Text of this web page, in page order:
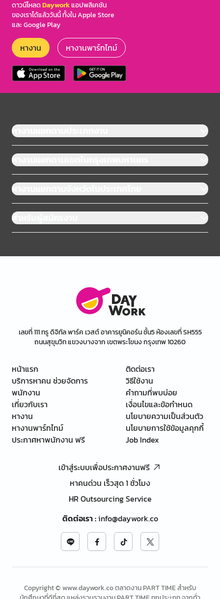
ดาวน์โหลดDayworkแอปพลิเคชัน
ของเราได้แล้ววันนี้ ทั้งใน Apple Store
และ Google Play
หางาน หางานพาร์ทไทม์
หางานแยกตามประเภทงาน
หางานแยกตามเขตในกรุงเทพมหานคร
หางานแยกตามจังหวัดในประเทศไทย
สำหรับผู้สมัครงาน
เลขที่ 111 ทรู ดิจิทัล พาร์ค เวสต์ อาคารยูนิคอร์น ชั้น5 ห้องเลขที่ SH555
ถนนสุขุมวิท แขวงบางจาก เขตพระโขนง กรุงเทพ 10260
หน้าแรก
บริการหาคน ช่วยจัดการ
พนักงาน
เกี่ยวกับเรา
หางาน
หางานพาร์ทไทม์
ประกาศหาพนักงาน ฟรี
ติดต่อเรา
วิธีใช้งาน
คำถามที่พบบ่อย
เงื่อนไขและข้อกำหนด
นโยบายความเป็นส่วนตัว
นโยบายการใช้ข้อมูลคุกกี้
Job Index
เข้าสู่ระบบเพื่อประกาศงานฟรี
หาคนด่วน เร็วสุด 1 ชั่วโมง
HR Outsourcing Service
ติดต่อเรา:info@daywork.co
Copyright © www.daywork.co ตลาดงาน PART TIME สำหรับ